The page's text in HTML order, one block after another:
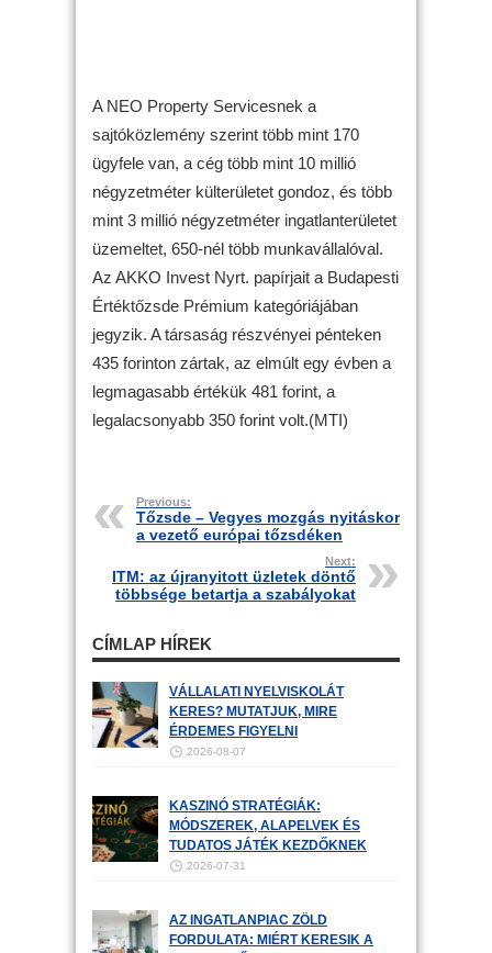
A NEO Property Servicesnek a
sajtóközlemény szerint több mint 170
ügyfele van, a cég több mint 10 millió
négyzetméter külterületet gondoz, és több
mint 3 millió négyzetméter ingatlanterületet
üzemeltet, 650-nél több munkavállalóval.
Az AKKO Invest Nyrt. papírjait a Budapesti
Értéktőzsde Prémium kategóriájában
jegyzik. A társaság részvényei pénteken
435 forinton zártak, az elmúlt egy évben a
legmagasabb értékük 481 forint, a
legalacsonyabb 350 forint volt.(MTI)
Previous:
Tőzsde – Vegyes mozgás nyitáskor
a vezető európai tőzsdéken
Next:
ITM: az újranyitott üzletek döntő
többsége betartja a szabályokat
CÍMLAP HÍREK
VÁLLALATI NYELVISKOLÁT
KERES? MUTATJUK, MIRE
ÉRDEMES FIGYELNI
2026-08-07
KASZINÓ STRATÉGIÁK:
MÓDSZEREK, ALAPELVEK ÉS
TUDATOS JÁTÉK KEZDŐKNEK
2026-07-31
AZ INGATLANPIAC ZÖLD
FORDULATA: MIÉRT KERESIK A